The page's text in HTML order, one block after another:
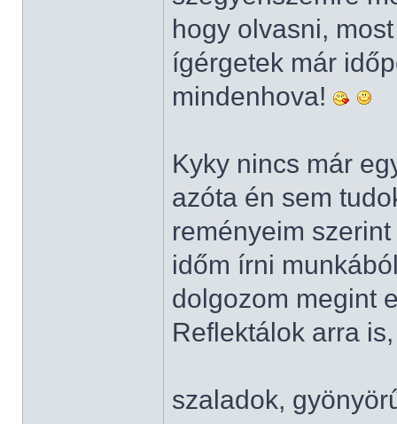
hogy olvasni,
ígérgetek már
mindenhova!
Kyky nincs már
azóta én sem
reményeim
időm írni
dolgozom megint
Reflektálok arra
szaladok,